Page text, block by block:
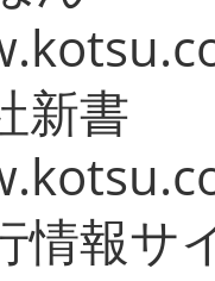
新書
情報サ